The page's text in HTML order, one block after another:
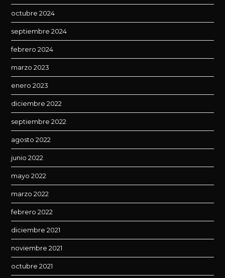
octubre 2024
septiembre 2024
febrero 2024
marzo 2023
enero 2023
diciembre 2022
septiembre 2022
agosto 2022
junio 2022
mayo 2022
marzo 2022
febrero 2022
diciembre 2021
noviembre 2021
octubre 2021